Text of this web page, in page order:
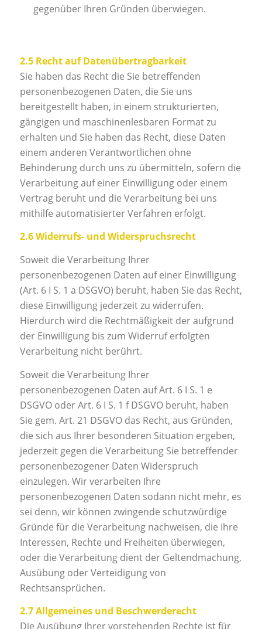
gegenüber Ihren Gründen überwiegen.
2.5 Recht auf Datenübertragbarkeit
Sie haben das Recht die Sie betreffenden
personenbezogenen Daten, die Sie uns
bereitgestellt haben, in einem strukturierten,
gängigen und maschinenlesbaren Format zu
erhalten und Sie haben das Recht, diese Daten
einem anderen Verantwortlichen ohne
Behinderung durch uns zu übermitteln, sofern die
Verarbeitung auf einer Einwilligung oder einem
Vertrag beruht und die Verarbeitung bei uns
mithilfe automatisierter Verfahren erfolgt.
2.6 Widerrufs- und Widerspruchsrecht
Soweit die Verarbeitung Ihrer
personenbezogenen Daten auf einer Einwilligung
(Art. 6 I S. 1 a DSGVO) beruht, haben Sie das Recht,
diese Einwilligung jederzeit zu widerrufen.
Hierdurch wird die Rechtmäßigkeit der aufgrund
der Einwilligung bis zum Widerruf erfolgten
Verarbeitung nicht berührt.
Soweit die Verarbeitung Ihrer
personenbezogenen Daten auf Art. 6 I S. 1 e
DSGVO oder Art. 6 I S. 1 f DSGVO beruht, haben
Sie gem. Art. 21 DSGVO das Recht, aus Gründen,
die sich aus Ihrer besonderen Situation ergeben,
jederzeit gegen die Verarbeitung Sie betreffender
personenbezogener Daten Widerspruch
einzulegen. Wir verarbeiten Ihre
personenbezogenen Daten sodann nicht mehr, es
sei denn, wir können zwingende schutzwürdige
Gründe für die Verarbeitung nachweisen, die Ihre
Interessen, Rechte und Freiheiten überwiegen,
oder die Verarbeitung dient der Geltendmachung,
Ausübung oder Verteidigung von
Rechtsansprüchen.
2.7 Allgemeines und Beschwerderecht
Die Ausübung Ihrer vorstehenden Rechte ist für